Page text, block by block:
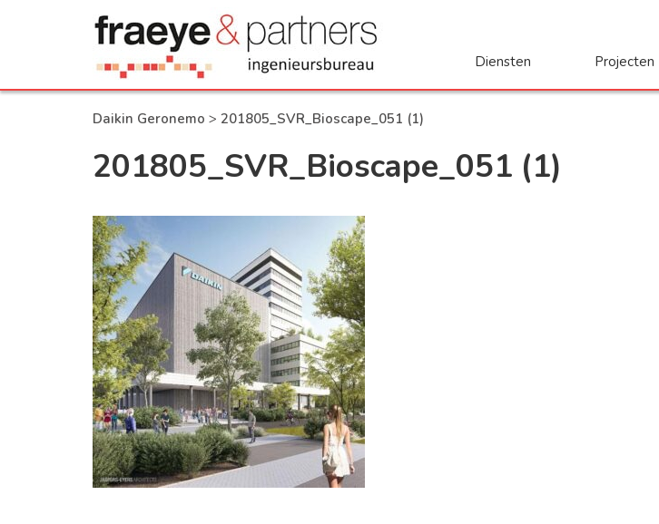
Diensten Projecten
Daikin Geronemo > 201805_SVR_Bioscape_051 (1)
201805_SVR_Bioscape_051 (1)